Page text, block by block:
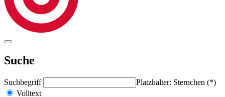
Suche
Suchbegriff
Platzhalter: Sternchen (*)
Volltext